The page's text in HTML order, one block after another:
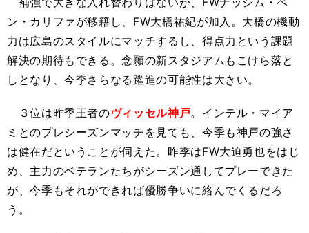
ン・カリファが移籍し、FW大橋祐紀が加入。大橋の機動
力は広島のスタイルにマッチするし、得点力という課題
解決の期待もできる。念願の新スタジアムもこけら落と
しとなり、今季さらなる躍進の可能性は大きい。
３位は昨季王者のヴィッセル神戸。インテル・マイア
ミとのプレシーズンマッチを見ても、今季も神戸の強さ
は健在だということが伺えた。昨季はFW大迫勇也をはじ
め、主力のベテランたちがシーズン通してプレーできた
が、今季もそれができれば優勝争いに絡んでくるだろ
う。